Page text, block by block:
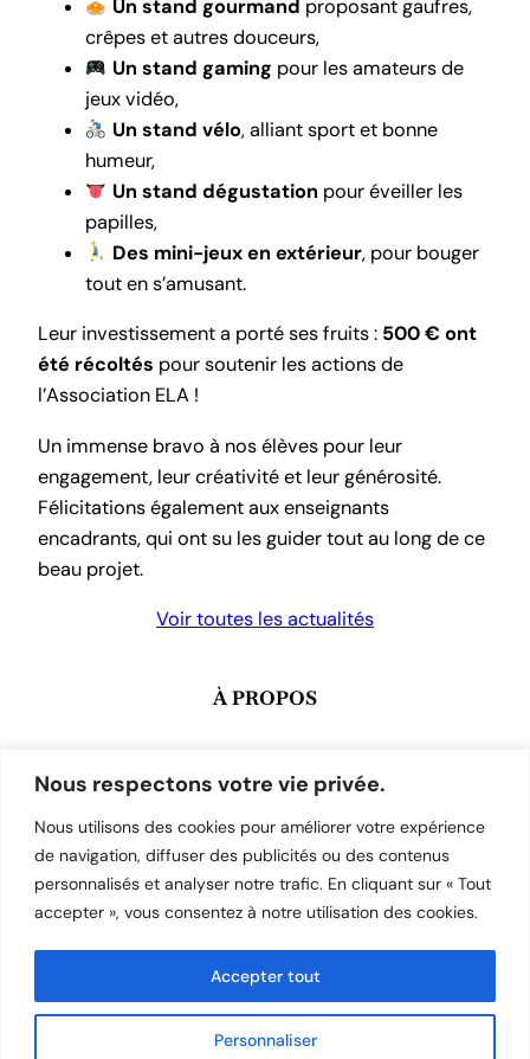
Nous respectons votre vie privée.
Nous utilisons des cookies pour améliorer votre expérience
de navigation, diffuser des publicités ou des contenus
personnalisés et analyser notre trafic. En cliquant sur « Tout
accepter », vous consentez à notre utilisation des cookies.
Personnaliser
Accepter tout
Un stand gourmand proposant gaufres,
crêpes et autres douceurs,
Un stand gaming pour les amateurs de
jeux vidéo,
Un stand vélo, alliant sport et bonne
humeur,
Un stand dégustation pour éveiller les
papilles,
Des mini-jeux en extérieur, pour bouger
tout en s’amusant.
Leur investissement a porté ses fruits : 500 € ont
été récoltés pour soutenir les actions de
l’Association ELA !
Un immense bravo à nos élèves pour leur
engagement, leur créativité et leur générosité.
Félicitations également aux enseignants
encadrants, qui ont su les guider tout au long de ce
beau projet.
Voir toutes les actualités
À PROPOS
03 81 52 99 51
contact@stefamille-steursule.fr